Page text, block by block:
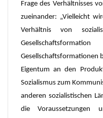
Frage des Verhältnisses
zueinander: „Vielleicht
Verhältnis von
Gesellschaftsformationen
Eigentum an den
Sozialismus zum
anderen sozialistischen
die